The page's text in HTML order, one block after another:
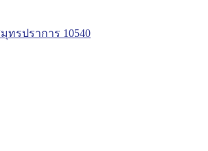
ทรปราการ 10540